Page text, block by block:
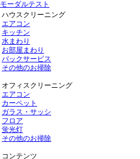
モーダルテスト
ハウスクリーニング
エアコン
キッチン
水まわり
お部屋まわり
パックサービス
その他のお掃除
オフィスクリーニング
エアコン
カーペット
ガラス・サッシ
フロア
蛍光灯
その他のお掃除
コンテンツ